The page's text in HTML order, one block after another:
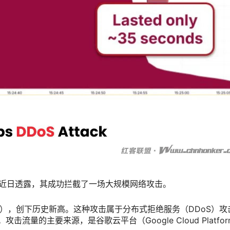
透露，其成功拦截了一场大规模网络攻击。
，创下历史新高。这种攻击属于分布式拒绝服务（DDoS）攻
攻击流量的主要来源，是谷歌云平台（Google Cloud